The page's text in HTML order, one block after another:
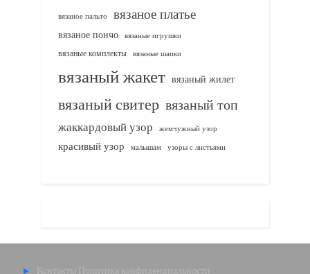
вязаное пальто вязаное платье
вязаное пончо вязаные игрушки
вязаные комплекты
вязаные шапки
вязаный жакет вязаный жилет
вязаный свитер вязаный топ
жаккардовый узор жемчужный узор
красивый узор малышам узоры с листьями
Контакты Политика конфиденциальности